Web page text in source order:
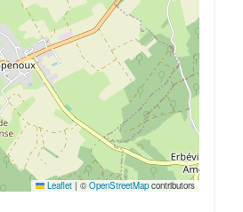
Leaflet | ©OpenStreetMap contributors